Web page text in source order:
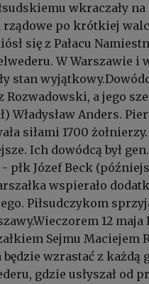
wkraczały
po krótkiej
się z Pałacu
W Warszawie
stan
Rozwadowski, a jego
Władysław Anders.
siłami 1700
Ich dowódcą był
- płk Józef Beck
wspierało
Piłsudczykom
12
Sejmu Maciejem
wzrastać z każdą
gdzie usłyszał od